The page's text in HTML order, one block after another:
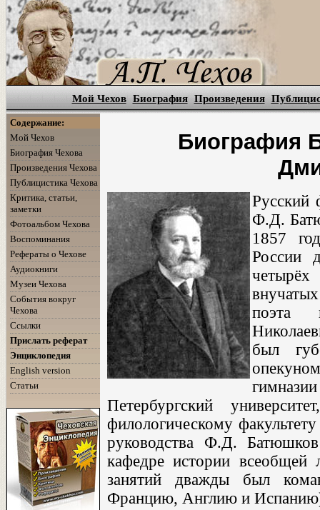
Мой Чехов Биография Произведения
Содержание:
Мой Чехов
Биография Чехова
Произведения Чехова
Публицистика Чехова
Критика, статьи,
заметки
Фотоальбом Чехова
Воспоминания
Рефераты о Чехове
Аудиокниги
Музеи Чехова
События вокруг
Чехова
Ссылки
Прислать реферат
Энциклопедия
English version
Статьи
Биография
Русский
Ф.Д.
1857
России
поэта
был
Петербургский
филологическому
руководства Ф.Д.
кафедре истории всеобщей
занятий дважды был
Францию, Англию и